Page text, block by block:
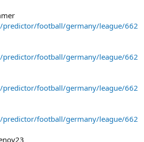
football/germany/league/662
football/germany/league/662
football/germany/league/662
football/germany/league/662